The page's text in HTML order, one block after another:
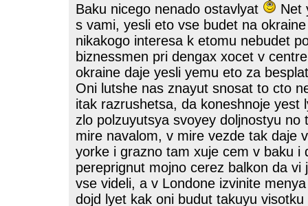
Baku nicego nenado ostavlyat
Net
s vami, yesli eto vse budet na
nikakogo interesa k etomu nebudet
biznessmen pri dengax xocet v
okraine daje yesli yemu eto za
Oni lutshe nas znayut snosat to cto
itak razrushetsa, da koneshnoje yest
zlo polzuyutsya svoyey doljnostyu no
mire navalom, v mire vezde tak daje
yorke i grazno tam xuje cem v baku i
pereprignut mojno cerez balkon da vi
vse videli, a v Londone izvinite
dojd lyet kak oni budut takuyu